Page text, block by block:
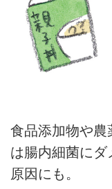
食品添加物や農
は腸内細菌に
原因にも。